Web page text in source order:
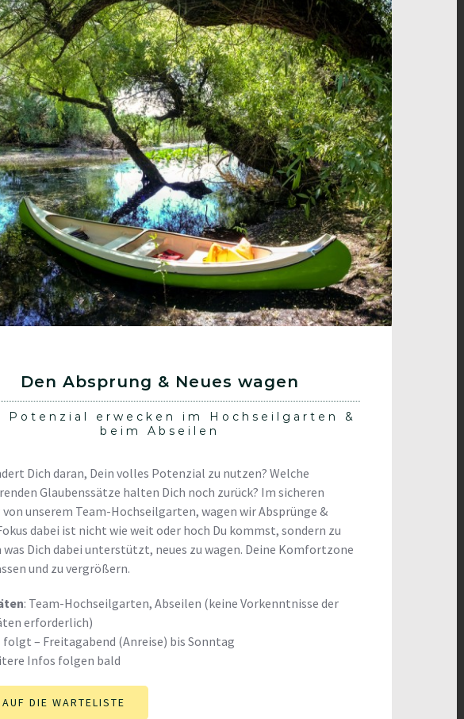
Den Absprung & Neues wagen
Potenzial erwecken im Hochseilgarten &
beim Abseilen
Dich daran, Dein volles Potenzial zu nutzen? Welche
Glaubenssätze halten Dich noch zurück? Im sicheren
unserem Team-Hochseilgarten, wagen wir Absprünge &
dabei ist nicht wie weit oder hoch Du kommst, sondern zu
was Dich dabei unterstützt, neues zu wagen. Deine Komfortzone
und zu vergrößern.
: Team-Hochseilgarten, Abseilen (keine Vorkenntnisse der
erforderlich)
: folgt – Freitagabend (Anreise) bis Sonntag
Infos folgen bald
DIE WARTELISTE